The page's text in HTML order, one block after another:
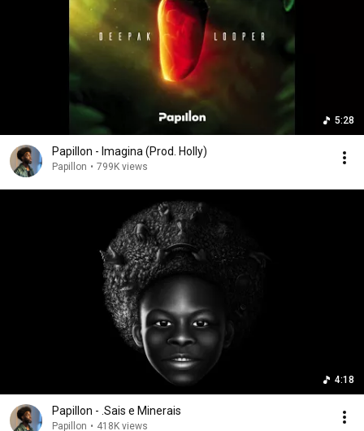
5:28
Papillon - Imagina (Prod. Holly)
Papillon • 799K views
4:18
Papillon - .Sais e Minerais
Papillon • 418K views